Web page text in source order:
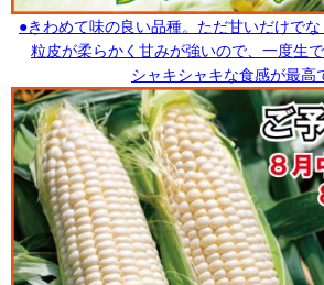
●きわめて味の良い品種。ただ甘いだけでな
粒皮が柔らかく甘みが強いので、一度生で
シャキシャキな食感が最高